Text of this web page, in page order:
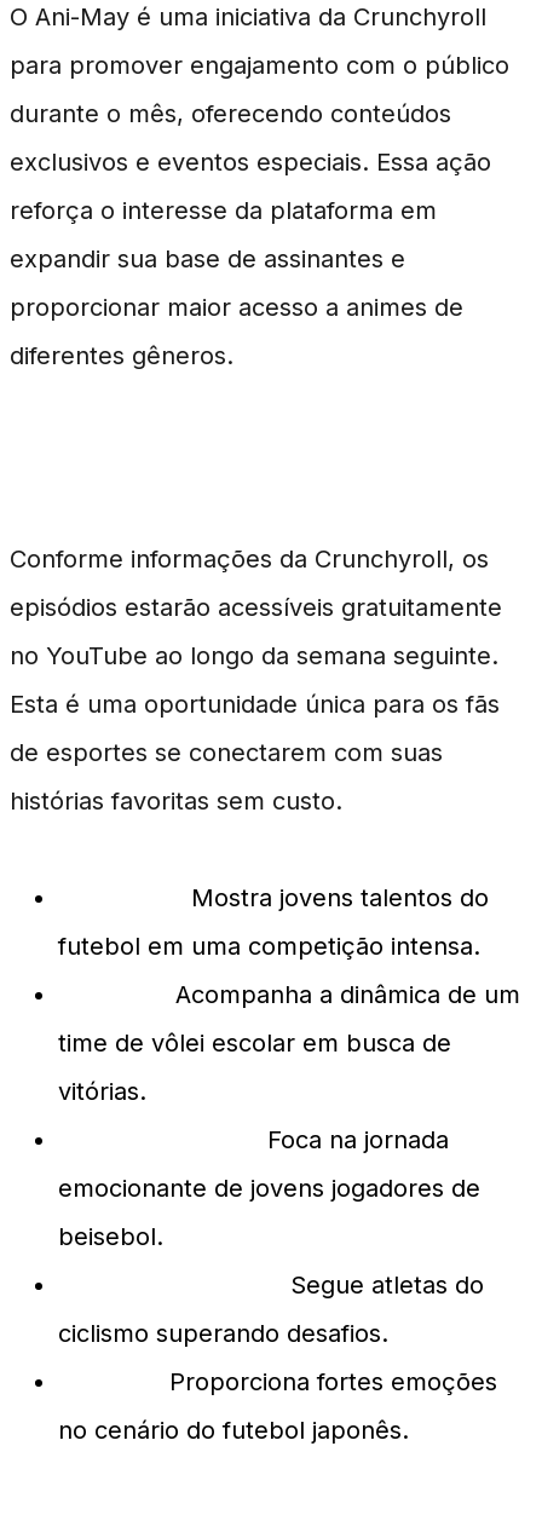
O Ani-May é uma iniciativa da Crunchyroll
para promover engajamento com o público
durante o mês, oferecendo conteúdos
exclusivos e eventos especiais. Essa ação
reforça o interesse da plataforma em
expandir sua base de assinantes e
proporcionar maior acesso a animes de
diferentes gêneros.
Conforme informações da Crunchyroll, os
episódios estarão acessíveis gratuitamente
no YouTube ao longo da semana seguinte.
Esta é uma oportunidade única para os fãs
de esportes se conectarem com suas
histórias favoritas sem custo.
Mostra jovens talentos do
futebol em uma competição intensa.
Acompanha a dinâmica de um
time de vôlei escolar em busca de
vitórias.
Foca na jornada
emocionante de jovens jogadores de
beisebol.
Segue atletas do
ciclismo superando desafios.
Proporciona fortes emoções
no cenário do futebol japonês.